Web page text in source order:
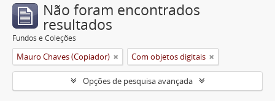
Não foram encontrados
resultados
Fundos e Coleções
Mauro Chaves (Copiador) Com objetos digitais
Opções de pesquisa avançada